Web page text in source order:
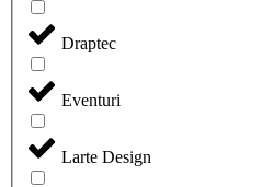
Draptec
Eventuri
Larte Design